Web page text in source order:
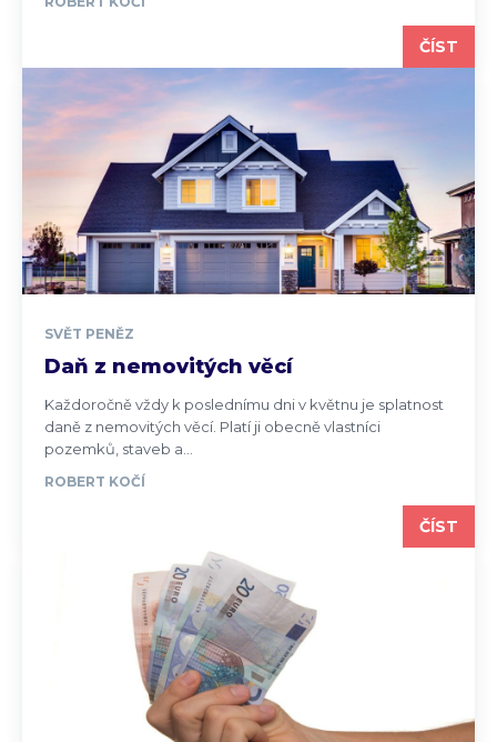
ČÍST
SVĚT PENĚZ
Daň z nemovitých věcí
Každoročně vždy k poslednímu dni v květnu je splatnost
daně z nemovitých věcí. Platí ji obecně vlastníci
pozemků, staveb a...
ROBERT KOČÍ
ČÍST